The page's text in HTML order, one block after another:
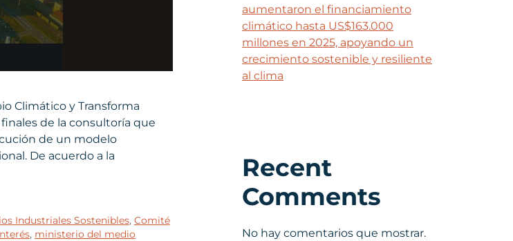
Climático y Transforma
de la consultoría que
de un modelo
De acuerdo a la
Industriales Sostenibles, Comité
, ministerio del medio
aumentaron el financiamiento
climático hasta US$163.000
millones en 2025, apoyando un
crecimiento sostenible y resiliente
al clima
Recent
Comments
No hay comentarios que mostrar.